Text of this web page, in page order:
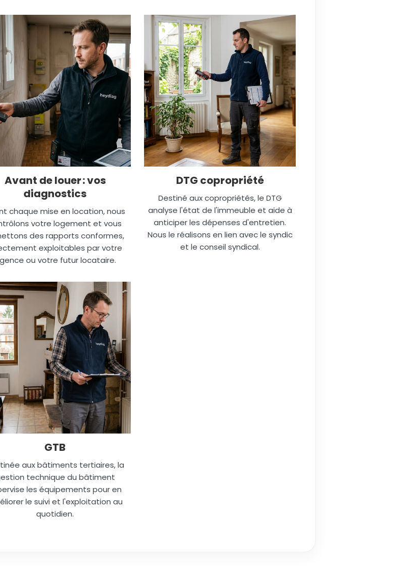
Avant de louer : vos
diagnostics
chaque mise en location, nous
votre logement et vous
des rapports conformes,
exploitables par votre
ou votre futur locataire.
DTG copropriété
Destiné aux copropriétés, le DTG
analyse l'état de l'immeuble et aide à
anticiper les dépenses d'entretien.
Nous le réalisons en lien avec le syndic
et le conseil syndical.
GTB
aux bâtiments tertiaires, la
technique du bâtiment
les équipements pour en
le suivi et l'exploitation au
quotidien.